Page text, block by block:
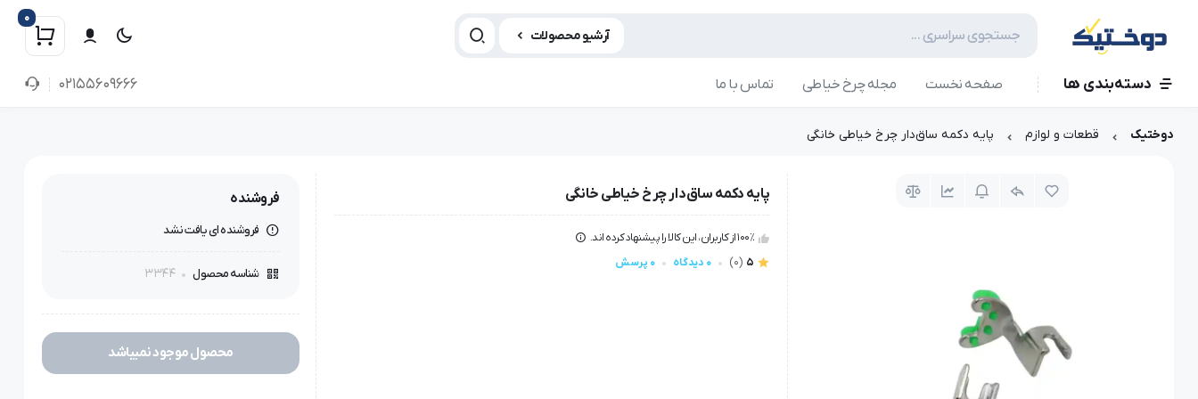
آرشیو محصولات
0
دسته‌بندی ها صفحه نخست مجله چرخ خیاطی تماس با ما 02155609666
دوختیک قطعات و لوازم پایه دکمه ساق‌دار چرخ خیاطی خانگی
پایه دکمه ساق‌دار چرخ خیاطی خانگی
100٪ از کاربران، این کالا را پیشنهاد کرده اند.
5
(0) 0 دیدگاه 0 پرسش
فروشنده
فروشنده ای یافت نشد
شناسه محصول 3344
محصول موجود نمیباشد